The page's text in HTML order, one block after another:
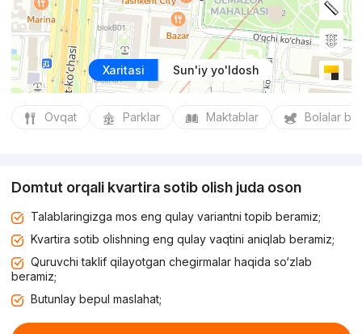
Xaritasi Sun'iy yo'ldosh
Ovqat Parklar Maktablar Bolalar
Domtut orqali kvartira sotib olish juda oson
Talablaringizga mos eng qulay variantni topib beramiz;
Kvartira sotib olishning eng qulay vaqtini aniqlab beramiz;
Quruvchi taklif qilayotgan chegirmalar haqida so‘zlab
beramiz;
Butunlay bepul maslahat;